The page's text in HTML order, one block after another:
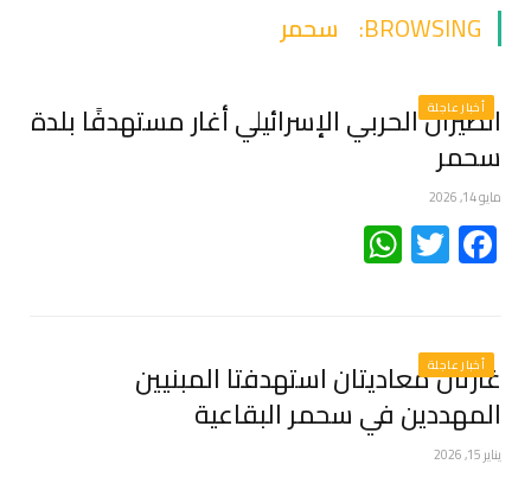
BROWSING: سحمر
أخبار عاجلة
الطيران الحربي الإسرائيلي أغار مستهدفًا بلدة
سحمر
مايو 14, 2026
Facebook
Twitter
أخبار عاجلة
غارتان معاديتان استهدفتا المبنيين
المهددين في سحمر البقاعية
يناير 15, 2026